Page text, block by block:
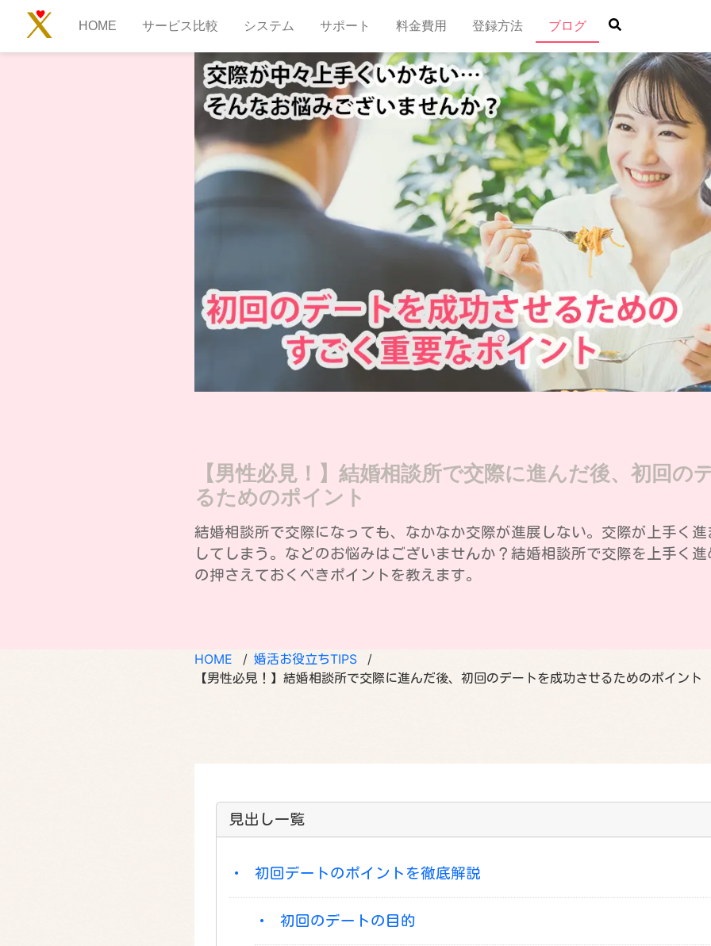
HOME サービス比較 システム サポート 料金費用 登録方法 ブログ
【男性必見！】結婚相談所で交際に進んだ後、初回の
るためのポイント
結婚相談所で交際になっても、なかなか交際が進展しない。交際が上手く
してしまう。などのお悩みはございませんか？結婚相談所で交際を上手く
の押さえておくべきポイントを教えます。
HOME
婚活お役立ちTIPS
【男性必見！】結婚相談所で交際に進んだ後、初回のデートを成功させるためのポイント
見出し一覧
初回デートのポイントを徹底解説
初回のデートの目的